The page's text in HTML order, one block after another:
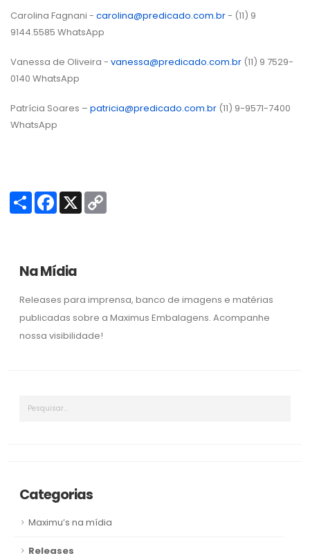
Carolina Fagnani - carolina@predicado.com.br- (11) 9
9144.5585 WhatsApp
Vanessa de Oliveira - vanessa@predicado.com.br (11) 9 7529-
0140 WhatsApp
Patrícia Soares – patricia@predicado.com.br (11) 9-9571-7400
WhatsApp
S
F
k
X
Na Mídia
Releases para imprensa, banco de imagens e matérias
publicadas sobre a Maximus Embalagens. Acompanhe
nossa visibilidade!
Categorias
Maximu’s na mídia
Releases